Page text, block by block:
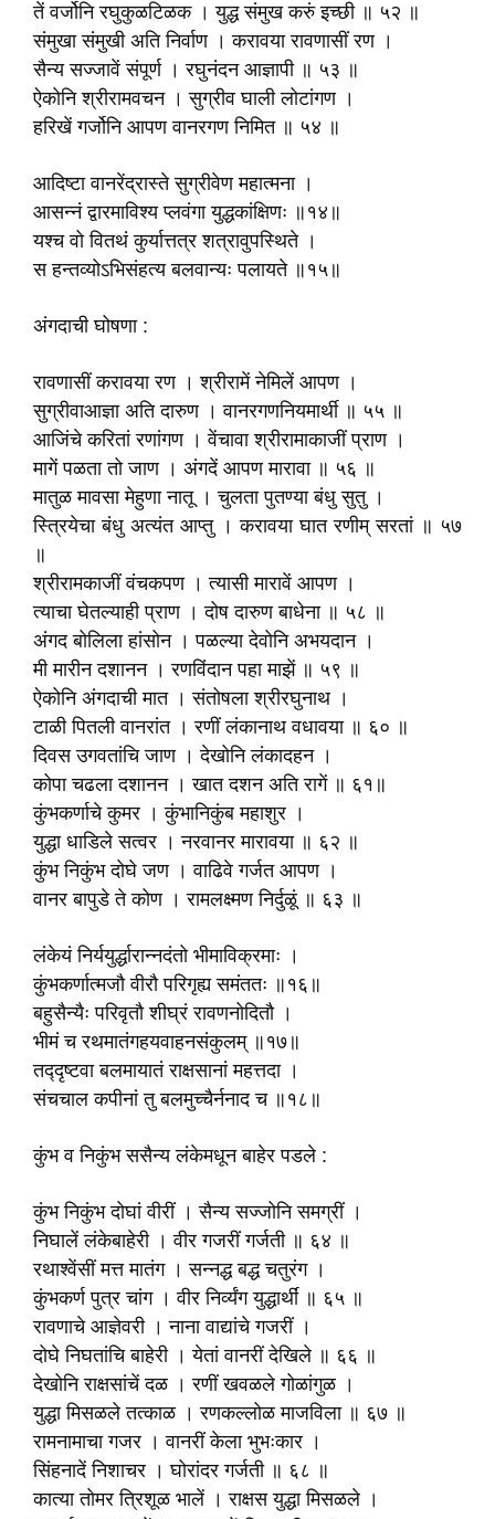
तें वर्जोनि रघुकुळटिळक । युद्ध संमुख करुं इच्छी ॥ ५२ ॥
संमुखा संमुखी अति निर्वाण । करावया रावणासीं रण ।
सैन्य सज्जावें संपूर्ण । रघुनंदन आज्ञापी ॥ ५३ ॥
ऐकोनि श्रीरामवचन । सुग्रीव घाली लोटांगण ।
हरिखें गर्जोनि आपण वानरगण निमित ॥ ५४ ॥
आदिष्टा वानरेंद्रास्ते सुग्रीवेण महात्मना ।
आसन्नं द्वारमाविश्य प्लवंगा युद्धकांक्षिणः ॥१४॥
यश्च वो वितथं कुर्यात्तत्र शत्रावुपस्थिते ।
स हन्तव्योऽभिसंहत्य बलवान्यः पलायते ॥१५॥
अंगदाची घोषणा :
रावणासीं करावया रण । श्रीरामें नेमिलें आपण ।
सुग्रीवाआज्ञा अति दारुण । वानरगणनियमार्थी ॥ ५५ ॥
आजिंचे करितां रणांगण । वेंचावा श्रीरामाकाजीं प्राण ।
मागें पळता तो जाण । अंगदें आपण मारावा ॥ ५६ ॥
मातुळ मावसा मेहुणा नातू । चुलता पुतण्या बंधु सुतु ।
स्त्रियेचा बंधु अत्यंत आप्तु । करावया घात रणीम् सरतां ॥ ५७
॥
श्रीरामकाजीं वंचकपण । त्यासी मारावें आपण ।
त्याचा घेतल्याही प्राण । दोष दारुण बाधेना ॥ ५८ ॥
अंगद बोलिला हांसोन । पळल्या देवोनि अभयदान ।
मी मारीन दशानन । रणविंदान पहा माझें ॥ ५९ ॥
ऐकोनि अंगदाची मात । संतोषला श्रीरघुनाथ ।
टाळी पितली वानरांत । रणीं लंकानाथ वधावया ॥ ६० ॥
दिवस उगवतांचि जाण । देखोनि लंकादहन ।
कोपा चढला दशानन । खात दशन अति रागें ॥ ६१॥
कुंभकर्णाचे कुमर । कुंभानिकुंब महाशुर ।
युद्धा धाडिले सत्वर । नरवानर मारावया ॥ ६२ ॥
कुंभ निकुंभ दोघे जण । वाढिवे गर्जत आपण ।
वानर बापुडे ते कोण । रामलक्ष्मण निर्दुळूं ॥ ६३ ॥
लंकेयं निर्ययुर्द्धारान्नदंतो भीमाविक्रमाः ।
कुंभकर्णात्मजौ वीरौ परिगृह्य समंततः ॥१६॥
बहुसैन्यैः परिवृतौ शीघ्रं रावणनोदितौ ।
भीमं च रथमातंगहयवाहनसंकुलम् ॥१७॥
तद्‍दृष्टवा बलमायातं राक्षसानां महत्तदा ।
संचचाल कपीनां तु बलमुच्चैर्ननाद च ॥१८॥
कुंभ व निकुंभ ससैन्य लंकेमधून बाहेर पडले :
कुंभ निकुंभ दोघां वीरीं । सैन्य सज्जोनि समग्रीं ।
निघालें लंकेबाहेरी । वीर गजरीं गर्जती ॥ ६४ ॥
रथाश्वेंसीं मत्त मातंग । सन्नद्ध बद्ध चतुरंग ।
कुंभकर्ण पुत्र चांग । वीर निर्व्यंग युद्धार्थीं ॥ ६५ ॥
रावणाचे आज्ञेवरी । नाना वाद्यांचे गजरीं ।
दोघे निघतांचि बाहेरी । येतां वानरीं देखिले ॥ ६६ ॥
देखोनि राक्षसांचें दळ । रणीं खवळले गोळांगुळ ।
युद्धा मिसळले तत्काळ । रणकल्लोळ माजविला ॥ ६७ ॥
रामनामाचा गजर । वानरीं केला भुभःकार ।
सिंहनादें निशाचर । घोरांदर गर्जती ॥ ६८ ॥
कात्या तोमर त्रिशूळ भालें । राक्षस युद्धा मिसळले ।